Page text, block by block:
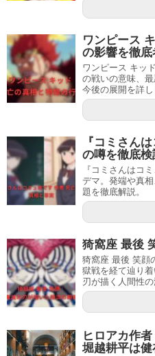
ワンピース
の影響を徹底
ワンピース キッ
の戦いの意味、
今後の展開を詳し
『コミさん
の噂を徹底検
『コミさんはコ
デマ。発端や真
題を徹底解説。
猗窩座 最後
猗窩座 最後 笑顔
獄戦を経て辿り
刃が描く人間性の
ヒロアカ作者
堀越耕平は健